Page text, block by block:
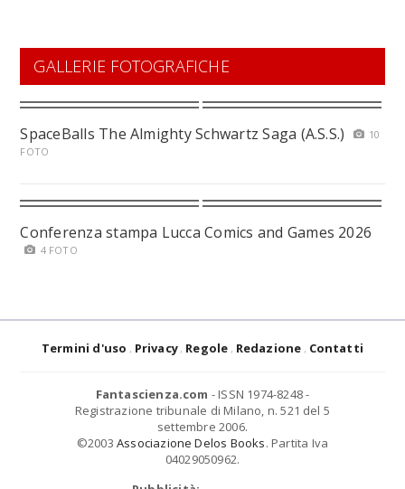
GALLERIE FOTOGRAFICHE
SpaceBalls The Almighty Schwartz Saga (A.S.S.)
10
FOTO
Conferenza stampa Lucca Comics and Games 2026
4 FOTO
Termini d'uso Privacy Regole Redazione Contatti
Fantascienza.com - ISSN 1974-8248 -
Registrazione tribunale di Milano, n. 521 del 5
settembre 2006.
©2003 Associazione Delos Books. Partita Iva
04029050962.